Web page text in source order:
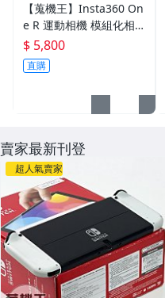
【蒐機王】Insta360 On
e R 運動相機 模組化相
機 + 360全景鏡頭 雙鏡
組【可用舊3C折抵購
買】E1396-3
$ 5,800
直購
賣家最新刊登
超人氣賣家